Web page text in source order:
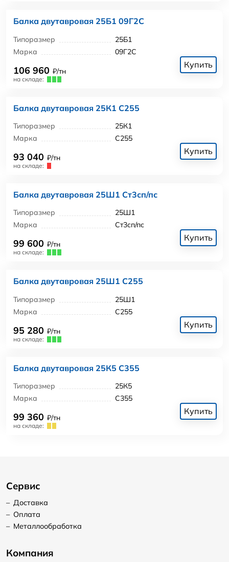
Балка двутавровая 25Б1 09Г2С
Типоразмер
25Б1
Марка
09Г2С
106 960 ₽/тн
на складе:
Купить
Балка двутавровая 25К1 С255
Типоразмер
25К1
Марка
С255
93 040 ₽/тн
на складе:
Купить
Балка двутавровая 25Ш1 Ст3сп/пс
Типоразмер
25Ш1
Марка
Ст3сп/пс
99 600 ₽/тн
на складе:
Купить
Балка двутавровая 25Ш1 С255
Типоразмер
25Ш1
Марка
С255
95 280 ₽/тн
на складе:
Купить
Балка двутавровая 25К5 С355
Типоразмер
25К5
Марка
С355
99 360 ₽/тн
на складе:
Купить
Сервис
– Доставка
– Оплата
– Металлообработка
Компания